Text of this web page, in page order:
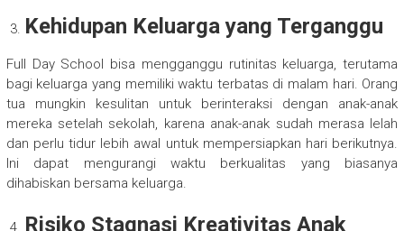
Kehidupan Keluarga yang Terganggu
Full Day School bisa mengganggu rutinitas keluarga, terutama
bagi keluarga yang memiliki waktu terbatas di malam hari. Orang
tua mungkin kesulitan untuk berinteraksi dengan anak-anak
mereka setelah sekolah, karena anak-anak sudah merasa lelah
dan perlu tidur lebih awal untuk mempersiapkan hari berikutnya.
Ini dapat mengurangi waktu berkualitas yang biasanya
dihabiskan bersama keluarga.
Risiko Stagnasi Kreativitas Anak